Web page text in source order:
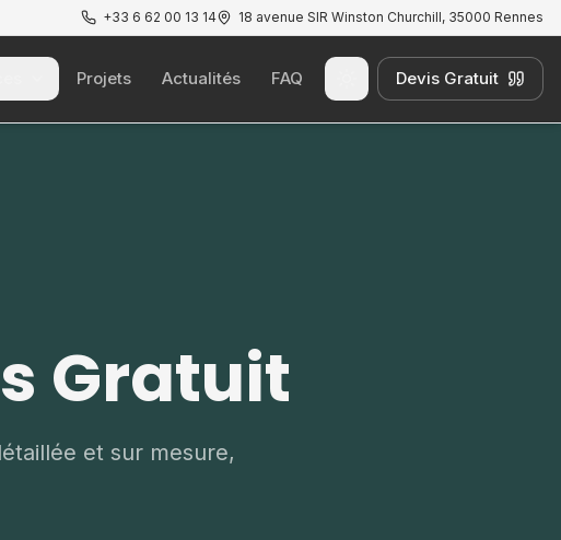
+33 6 62 00 13 14 18 avenue SIR Winston Churchill, 35000 Rennes
Projets Actualités FAQ Passer au thème clair
Devis Gratuit
Gratuit
et sur mesure,